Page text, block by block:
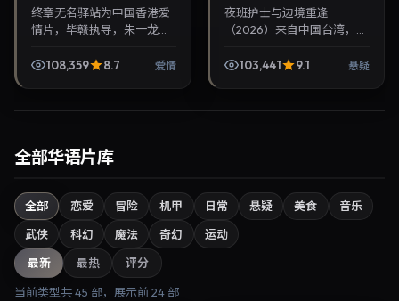
终章无名驿站为中国香港爱
情片，毕赣执导，朱一龙、
日首映，讲述人性抉择与反
108,359 8.7 爱情
夜班护士与边境重逢
（2026）来自中国台湾，类
韩孝周、孔刘等参与演出。
103,441 9.1 悬疑
全部华语片库
全部 恋爱 冒险 机甲 日常 悬疑 美食
音乐
武侠
科幻 魔法 奇幻 运动
最新 最热 评分
当前类型共45 部，展示前24 部